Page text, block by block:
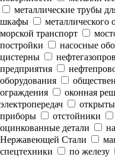
металлические трубы
шкафы
металлического
морской транспорт
постройки
насосные
цистерны
предприятия
оборудования
ограждения
оконная
электропередач
приборы
отстойники
оцинкованные детали
Нержавеющей Стали
спецтехники
по железу